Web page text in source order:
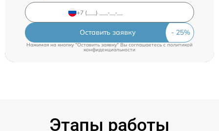
Оставить заявку
Нажимая на кнопку "Оставить заявку" Вы соглашаетесь c политикой
конфиденциальности
Этапы работы